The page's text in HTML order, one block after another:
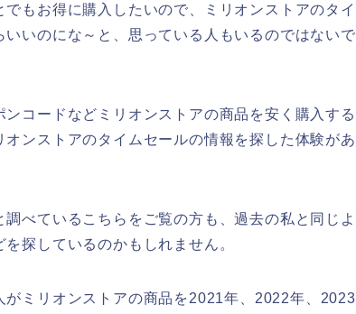
もお得に購入したいので、ミリオンストアのタイ
いのにな～と、思っている人もいるのではないで
コードなどミリオンストアの商品を安く購入する
ンストアのタイムセールの情報を探した体験があ
べているこちらをご覧の方も、過去の私と同じよ
探しているのかもしれません。
がミリオンストアの商品を2021年、2022年、2023